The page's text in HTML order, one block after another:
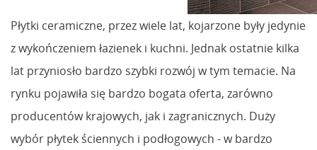
Płytki ceramiczne, przez wiele lat, kojarzone były jedynie
z wykończeniem łazienek i kuchni. Jednak ostatnie kilka
lat przyniosło bardzo szybki rozwój w tym temacie. Na
rynku pojawiła się bardzo bogata oferta, zarówno
producentów krajowych, jak i zagranicznych. Duży
wybór płytek ściennych i podłogowych - w bardzo